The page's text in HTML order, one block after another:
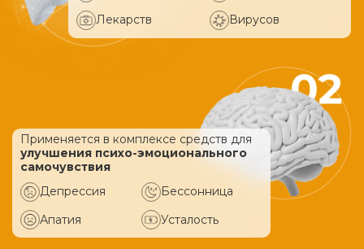
Лекарств
Вирусов
Применяется в комплексе средств для
улучшения психо-эмоционального
самочувствия
Депрессия
Бессонница
Апатия
Усталость